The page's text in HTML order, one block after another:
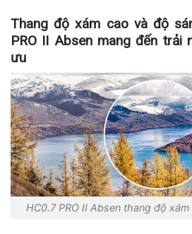
Thang độ xám cao và độ
PRO II Absen mang đến trải
ưu
HC0.7 PRO II Absen thang độ